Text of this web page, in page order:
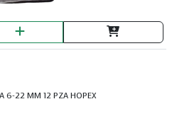
6-22 MM 12 PZA HOPEX